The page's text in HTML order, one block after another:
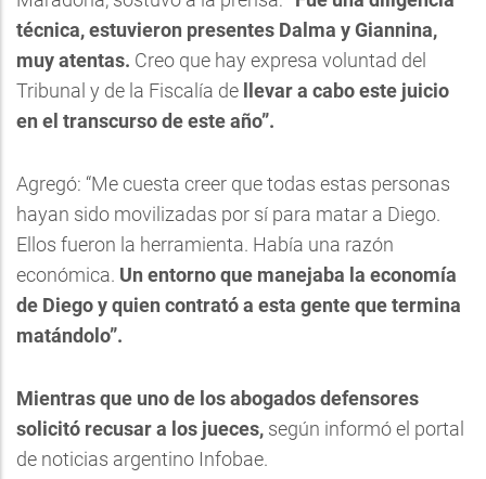
técnica, estuvieron presentes Dalma y Giannina,
muy atentas. Creo que hay expresa voluntad del
Tribunal y de la Fiscalía de llevar a cabo este juicio
en el transcurso de este año”.
Agregó: “Me cuesta creer que todas estas personas
hayan sido movilizadas por sí para matar a Diego.
Ellos fueron la herramienta. Había una razón
económica. Un entorno que manejaba la economía
de Diego y quien contrató a esta gente que termina
matándolo”.
Mientras que uno de los abogados defensores
solicitó recusar a los jueces, según informó el portal
de noticias argentino Infobae.